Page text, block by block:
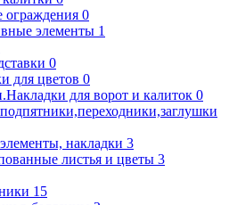
ограждения 0
элементы 1
0
для цветов 0
для ворот и калиток 0
накладки 3
листья и цветы 3
15